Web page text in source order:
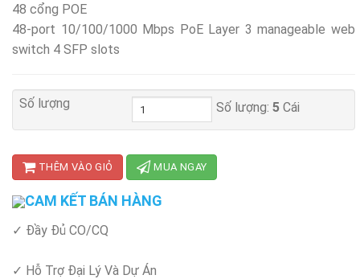
48 cổng POE
48-port 10/100/1000 Mbps PoE Layer 3 manageable web
switch 4 SFP slots
Số lượng Số lượng: 5Cái
THÊM VÀO GIỎ MUA NGAY
CAM KẾT BÁN HÀNG
✓ Đầy Đủ CO/CQ
✓ Hỗ Trợ Đại Lý Và Dự Án